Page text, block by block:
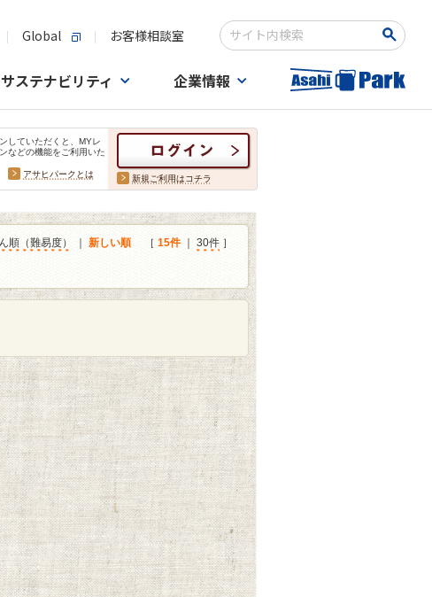
Global お客様相談室
検索キーワード入力
サステナビリティ 企業情報
していただくと、MYレ
などの機能をご利用いた
アサヒパークとは 新規ご利用はコチラ
順（難易度） 新しい順 ［ 15件｜ 30件 ］